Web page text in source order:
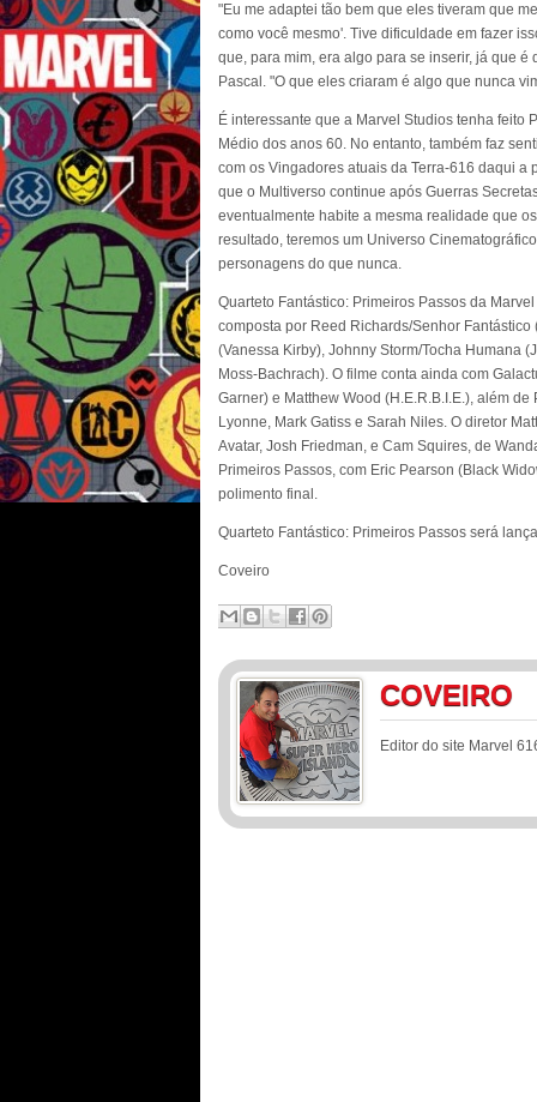
"Eu me adaptei tão bem que eles tiveram que
como você mesmo'. Tive dificuldade em fazer
que, para mim, era algo para se inserir, já que
Pascal. "O que eles criaram é algo que nunca
É interessante que a Marvel Studios tenha feito
Médio dos anos 60. No entanto, também faz
com os Vingadores atuais da Terra-616 daqui a
que o Multiverso continue após Guerras
eventualmente habite a mesma realidade que
resultado, teremos um Universo
personagens do que nunca.
Quarteto Fantástico: Primeiros Passos da
composta por Reed Richards/Senhor Fantástico
(Vanessa Kirby), Johnny Storm/Tocha Humana
Moss-Bachrach). O filme conta ainda com
Garner) e Matthew Wood (H.E.R.B.I.E.), além
Lyonne, Mark Gatiss e Sarah Niles. O diretor
Avatar, Josh Friedman, e Cam Squires, de
Primeiros Passos, com Eric Pearson (Black
polimento final.
Quarteto Fantástico: Primeiros Passos será
Coveiro
COVEIRO
Editor do site Marvel